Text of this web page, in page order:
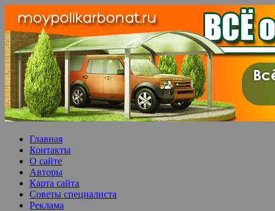
Главная
Контакты
О сайте
Авторы
Карта сайта
Советы специалиста
Реклама